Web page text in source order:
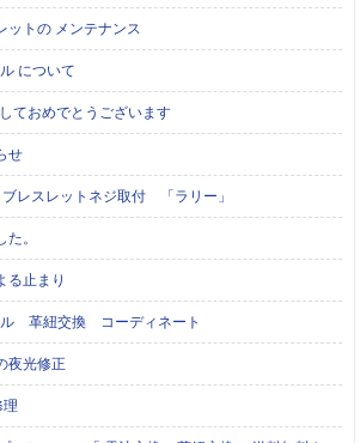
ットの メンテナンス
について
ておめでとうございます
せ
レスレットネジ取付 「ラリー」
。
止まり
ル 革紐交換 コーディネート
夜光修正
理